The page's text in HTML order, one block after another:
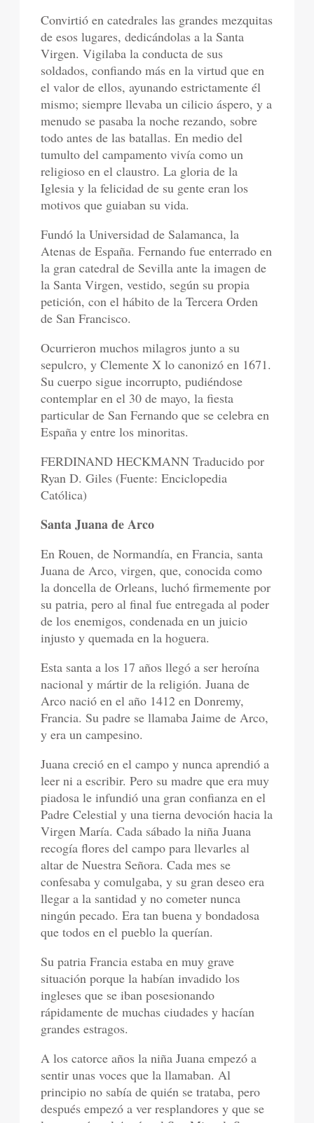
Convirtió en catedrales las grandes mezquitas
de esos lugares, dedicándolas a la Santa
Virgen. Vigilaba la conducta de sus
soldados, confiando más en la virtud que en
el valor de ellos, ayunando estrictamente él
mismo; siempre llevaba un cilicio áspero, y a
menudo se pasaba la noche rezando, sobre
todo antes de las batallas. En medio del
tumulto del campamento vivía como un
religioso en el claustro. La gloria de la
Iglesia y la felicidad de su gente eran los
motivos que guiaban su vida.
Fundó la Universidad de Salamanca, la
Atenas de España. Fernando fue enterrado en
la gran catedral de Sevilla ante la imagen de
la Santa Virgen, vestido, según su propia
petición, con el hábito de la Tercera Orden
de San Francisco.
Ocurrieron muchos milagros junto a su
sepulcro, y Clemente X lo canonizó en 1671.
Su cuerpo sigue incorrupto, pudiéndose
contemplar en el 30 de mayo, la fiesta
particular de San Fernando que se celebra en
España y entre los minoritas.
FERDINAND HECKMANN Traducido por
Ryan D. Giles (Fuente: Enciclopedia
Católica)
Santa Juana de Arco
En Rouen, de Normandía, en Francia, santa
Juana de Arco, virgen, que, conocida como
la doncella de Orleans, luchó firmemente por
su patria, pero al final fue entregada al poder
de los enemigos, condenada en un juicio
injusto y quemada en la hoguera.
Esta santa a los 17 años llegó a ser heroína
nacional y mártir de la religión. Juana de
Arco nació en el año 1412 en Donremy,
Francia. Su padre se llamaba Jaime de Arco,
y era un campesino.
Juana creció en el campo y nunca aprendió a
leer ni a escribir. Pero su madre que era muy
piadosa le infundió una gran confianza en el
Padre Celestial y una tierna devoción hacia la
Virgen María. Cada sábado la niña Juana
recogía flores del campo para llevarles al
altar de Nuestra Señora. Cada mes se
confesaba y comulgaba, y su gran deseo era
llegar a la santidad y no cometer nunca
ningún pecado. Era tan buena y bondadosa
que todos en el pueblo la querían.
Su patria Francia estaba en muy grave
situación porque la habían invadido los
ingleses que se iban posesionando
rápidamente de muchas ciudades y hacían
grandes estragos.
A los catorce años la niña Juana empezó a
sentir unas voces que la llamaban. Al
principio no sabía de quién se trataba, pero
después empezó a ver resplandores y que se